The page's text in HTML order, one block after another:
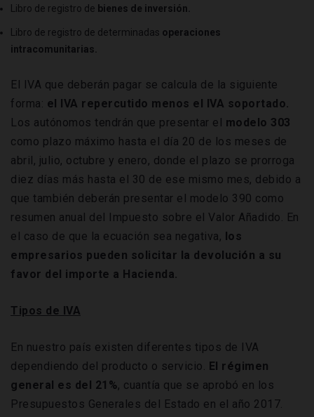
Libro de registro de bienes de inversión.
Libro de registro de determinadas operaciones
intracomunitarias.
El IVA que deberán pagar se calcula de la siguiente
forma: el IVA repercutido menos el IVA soportado.
Los autónomos tendrán que presentar el modelo 303
como plazo máximo hasta el día 20 de los meses de
abril, julio, octubre y enero, donde el plazo se prorroga
diez días más hasta el 30 de ese mismo mes, debido a
que también deberán presentar el modelo 390 como
resumen anual del Impuesto sobre el Valor Añadido. En
el caso de que la ecuación sea negativa, los
empresarios pueden solicitar la devolución a su
favor del importe a Hacienda.
Tipos de IVA
En nuestro país existen diferentes tipos de IVA
dependiendo del producto o servicio. El régimen
general es del 21%, cuantía que se aprobó en los
Presupuestos Generales del Estado en el año 2017.